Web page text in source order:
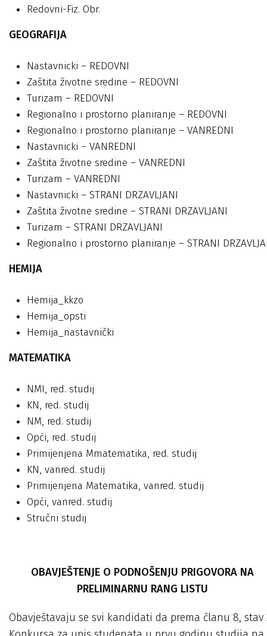
Redovni-Fiz. Obr.
GEOGRAFIJA
Nastavnicki – REDOVNI
Zaštita životne sredine – REDOVNI
Turizam – REDOVNI
Regionalno i prostorno planiranje – REDOVNI
Regionalno i prostorno planiranje – VANREDNI
Nastavnicki – VANREDNI
Zaštita životne sredine – VANREDNI
Turizam – VANREDNI
Nastavnicki – STRANI DRZAVLJANI
Zaštita životne sredine – STRANI DRZAVLJANI
Turizam – STRANI DRZAVLJANI
Regionalno i prostorno planiranje – STRANI
HEMIJA
Hemija_kkzo
Hemija_opsti
Hemija_nastavnički
MATEMATIKA
NMI, red. studij
KN, red. studij
NM, red. studij
Opći, red. studij
Primijenjena Mmatematika, red. studij
KN, vanred. studij
Primijenjena Matematika, vanred. studij
Opći, vanred. studij
Stručni studij
OBAVJEŠTENJE O PODNOŠENJU PRIGOVORA NA
PRELIMINARNU RANG LISTU
Obavještavaju se svi kandidati da prema članu 8, stav